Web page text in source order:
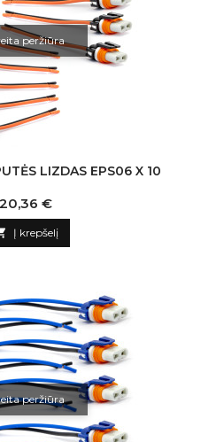
peržiūra
LIZDAS EPS06 X 10
Kaina
20,36 €
Į krepšelį
peržiūra